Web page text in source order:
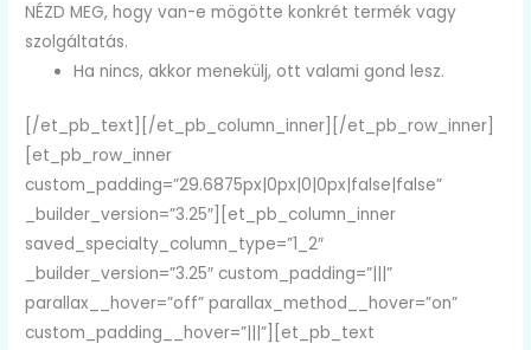
NÉZD MEG, hogy van-e mögötte konkrét termék vagy
szolgáltatás.
Ha nincs, akkor menekülj, ott valami gond lesz.
[/et_pb_text][/et_pb_column_inner][/et_pb_row_inner]
[et_pb_row_inner
custom_padding=”29.6875px|0px|0|0px|false|false”
_builder_version=”3.25″][et_pb_column_inner
saved_specialty_column_type=”1_2″
_builder_version=”3.25″ custom_padding=”|||”
parallax__hover=”off” parallax_method__hover=”on”
custom_padding__hover=”|||”][et_pb_text